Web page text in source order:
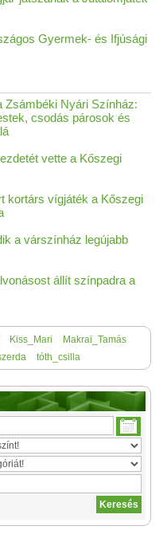
Gyermek- és Ifjúsági
Zsámbéki Nyári Színház:
csodás párosok és
vette a Kőszegi
kortárs vígjáték a Kőszegi
a várszínház legújabb
állít színpadra a
Kiss_Mari Makrai_Tamás
tóth_csilla